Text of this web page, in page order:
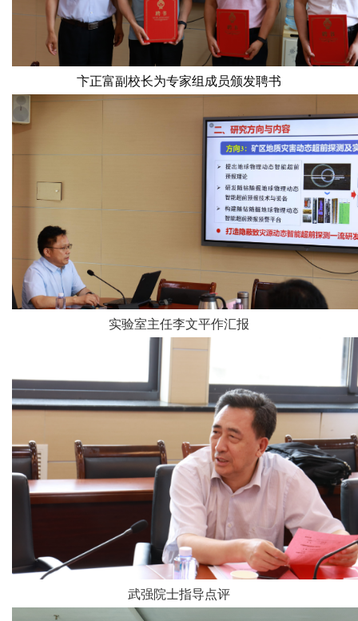
卞正富副校长为专家组成员颁发聘书
实验室主任李文平作汇报
武强院士指导点评